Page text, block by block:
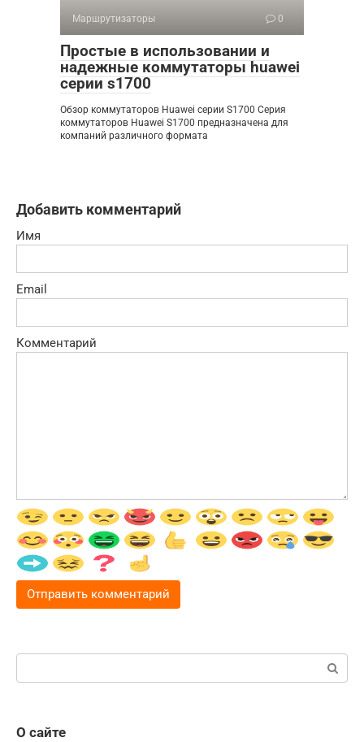
Маршрутизаторы 0
Простые в использовании и
надежные коммутаторы huawei
серии s1700
Обзор коммутаторов Huawei серии S1700 Серия
коммутаторов Huawei S1700 предназначена для
компаний различного формата
Добавить комментарий
Имя
Email
Комментарий
О сайте